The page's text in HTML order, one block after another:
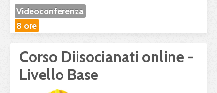
Videoconferenza
8 ore
Corso Diisocianati online -
Livello Base